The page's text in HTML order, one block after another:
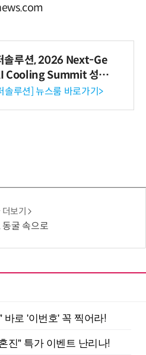
솔루션, 2026 Next-Ge
Cooling Summit 성황
료
솔루션] 뉴스룸 바로가기>
보기
굴 속으로